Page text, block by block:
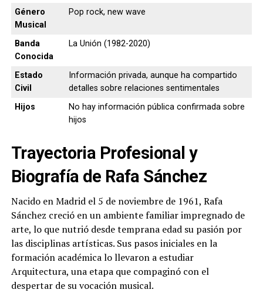
Género
Musical
Pop rock, new wave
Banda
Conocida
La Unión (1982-2020)
Estado
Civil
Información privada, aunque ha compartido
detalles sobre relaciones sentimentales
Hijos
No hay información pública confirmada sobre
hijos
Trayectoria Profesional y
Biografía de Rafa Sánchez
Nacido en Madrid el 5 de noviembre de 1961, Rafa
Sánchez creció en un ambiente familiar impregnado de
arte, lo que nutrió desde temprana edad su pasión por
las disciplinas artísticas. Sus pasos iniciales en la
formación académica lo llevaron a estudiar
Arquitectura, una etapa que compaginó con el
despertar de su vocación musical.